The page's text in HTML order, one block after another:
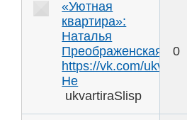
«Уютная
квартира»:
Наталья
Преображенская
https://vk.com/ukvartira
Не
ukvartiraSlisp
0